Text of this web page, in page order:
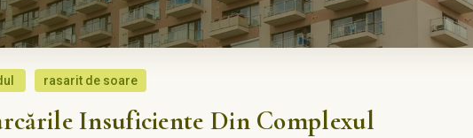
rasarit de soare
Insuficiente Din Complexul